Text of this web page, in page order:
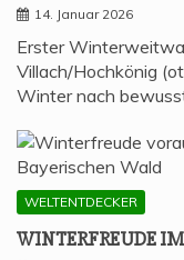
14. Januar 2026
Erster
Villach/Hochkönig
Winter nach
WELTENTDECKER
WIN­TER­FREU­DE